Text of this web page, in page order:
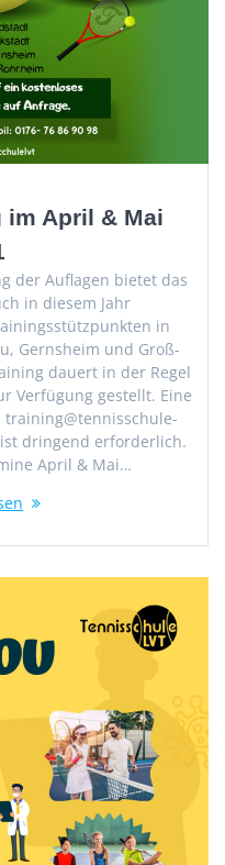
April & Mai
der Auflagen bietet das
in diesem Jahr
in
Gernsheim und Groß-
dauert in der Regel
Verfügung gestellt. Eine
dringend erforderlich.
April & Mai…